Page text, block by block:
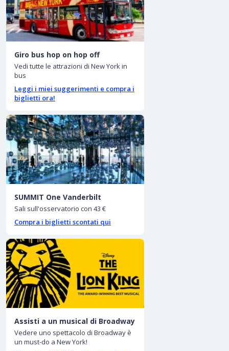
Giro bus hop on hop off
Vedi tutte le attrazioni di New York in
bus
Leggi i miei suggerimenti e compra i
biglietti ora!
SUMMIT One Vanderbilt
Sali sull'osservatorio con 43 €
Compra i biglietti scontati qui
Assisti a un musical di Broadway
Vedere uno spettacolo di Broadway è
un must-do a New York!